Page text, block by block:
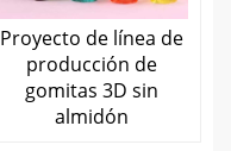
Proyecto de línea de
producción de
gomitas 3D sin
almidón